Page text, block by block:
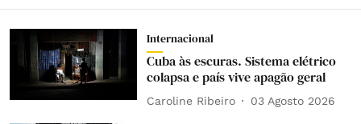
Internacional
Cuba às escuras. Sistema elétrico
colapsa e país vive apagão geral
Caroline Ribeiro 03 Agosto 2026